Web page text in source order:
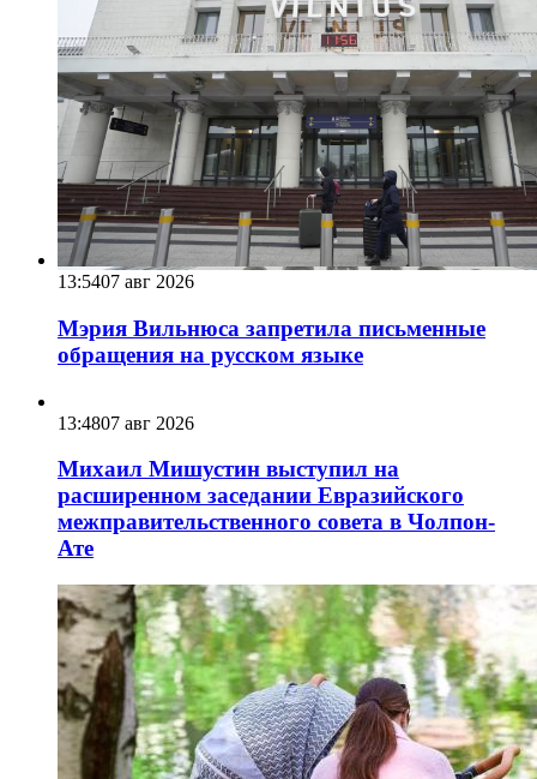
13:5407 авг 2026
Мэрия Вильнюса запретила письменные
обращения на русском языке
13:4807 авг 2026
Михаил Мишустин выступил на
расширенном заседании Евразийского
межправительственного совета в Чолпон-
Ате